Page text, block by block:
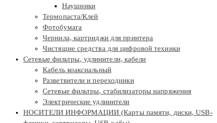
Наушники
Термопаста/Клей
Фотобумага
Чернила, картриджи для принтера
Чистящие средства для цифровой техники
Сетевые фильтры, удлинители, кабели
Кабель коаксиальный
Разветвители и переходники
Сетевые фильтры, стабилизаторы напряжения
Электрические удлинители
НОСИТЕЛИ ИНФОРМАЦИИ (Карты памяти, диски, USB-